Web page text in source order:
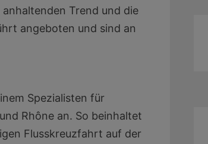
Trend und die
angeboten und sind an
Spezialisten für
Rhône an. So beinhaltet
Flusskreuzfahrt auf der